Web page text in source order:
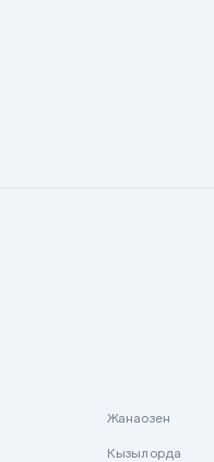
Жанаозен
Кызылорда